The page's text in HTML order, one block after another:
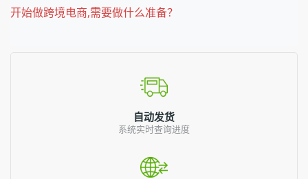
开始做跨境电商,需要做什么准备？
自动发货
系统实时查询进度